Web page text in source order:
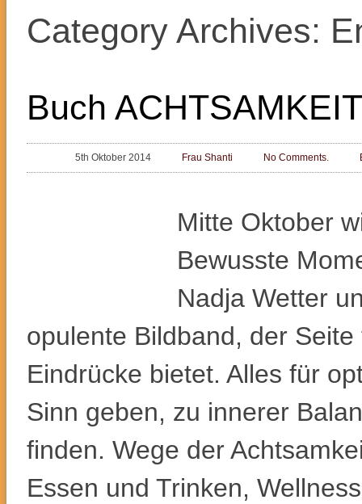
Category Archives:
Buch
5th Oktober 2014 Frau Shanti No Comments.
Mitte Oktober
Bewusste
Nadja Wetter
opulente Bildband, der
Eindrücke bietet. Alles für
Sinn geben, zu innerer
finden. Wege der
Essen und Trinken,